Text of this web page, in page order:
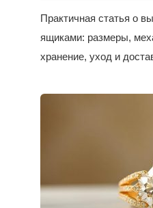
Практичная статья о
ящиками: размеры,
хранение, уход и